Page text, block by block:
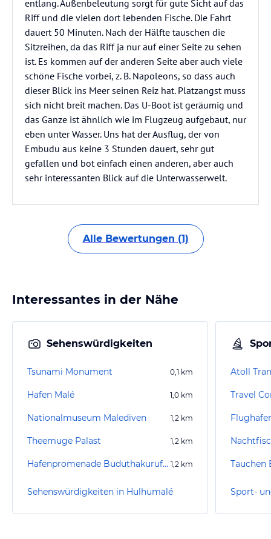
entlang. Außenbeleutung sorgt für gute Sicht auf das
Riff und die vielen dort lebenden Fische. Die Fahrt
dauert 50 Minuten. Nach der Hälfte tauschen die
Sitzreihen, da das Riff ja nur auf einer Seite zu sehen
ist. Es kommen auf der anderen Seite aber auch viele
schöne Fische vorbei, z. B. Napoleons, so dass auch
dieser Blick ins Meer seinen Reiz hat. Platzangst muss
sich nicht breit machen. Das U-Boot ist geräumig und
das Ganze ist ähnlich wie im Flugzeug aufgebaut, nur
eben unter Wasser. Uns hat der Ausflug, der von
Embudu aus keine 3 Stunden dauert, sehr gut
gefallen und bot einfach einen anderen, aber auch
sehr interessanten Blick auf die Unterwasserwelt.
Alle Bewertungen (1)
Interessantes in der Nähe
Sehenswürdigkeiten
Tsunami Monument 0,1 km
Hafen Malé 1,0 km
Nationalmuseum Malediven 1,2 km
Theemuge Palast 1,2 km
Hafenpromenade Buduthakurufaanu Magu 1,2 km
Sehenswürdigkeiten in Hulhumalé
Atoll
Travel